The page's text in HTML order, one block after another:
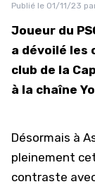
Publié le 01/11/23
Joueur du
a dévoilé les
club de la
à la chaîne
Désormais à
pleinement
contraste